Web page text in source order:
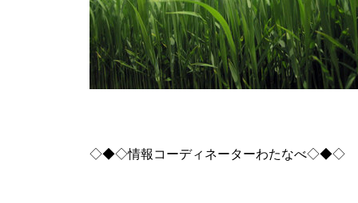
◇◆◇情報コーディネーターわたなべ◇◆◇